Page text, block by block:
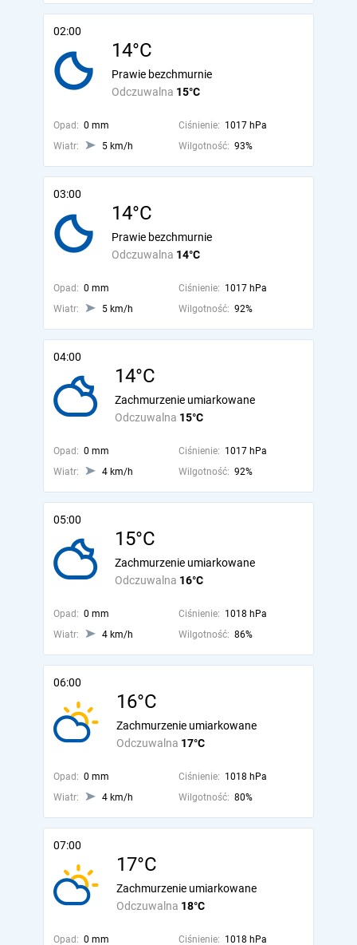
02:00
14°C
Odczuwalna 15°C
Prawie bezchmurnie
Opad: 0 mm Ciśnienie: 1017 hPa
Wiatr:
5 km/h Wilgotność: 93%
03:00
14°C
Odczuwalna 14°C
Prawie bezchmurnie
Opad: 0 mm Ciśnienie: 1017 hPa
Wiatr:
5 km/h Wilgotność: 92%
04:00
14°C
Odczuwalna 15°C
Zachmurzenie umiarkowane
Opad: 0 mm Ciśnienie: 1017 hPa
Wiatr:
4 km/h Wilgotność: 92%
05:00
15°C
Odczuwalna 16°C
Zachmurzenie umiarkowane
Opad: 0 mm Ciśnienie: 1018 hPa
Wiatr:
4 km/h Wilgotność: 86%
06:00
16°C
Odczuwalna 17°C
Zachmurzenie umiarkowane
Opad: 0 mm Ciśnienie: 1018 hPa
Wiatr:
4 km/h Wilgotność: 80%
07:00
17°C
Odczuwalna 18°C
Zachmurzenie umiarkowane
Opad: 0 mm Ciśnienie: 1018 hPa